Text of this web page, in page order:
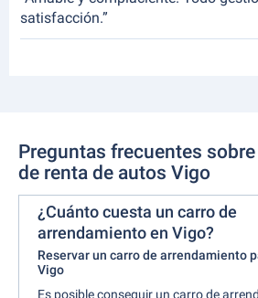
satisfacción.”
Preguntas frecuentes
de renta de autos Vigo
¿Cuánto cuesta un carro de
arrendamiento en Vigo?
Reservar un carro de arrendamiento
Vigo
Es posible conseguir un carro de